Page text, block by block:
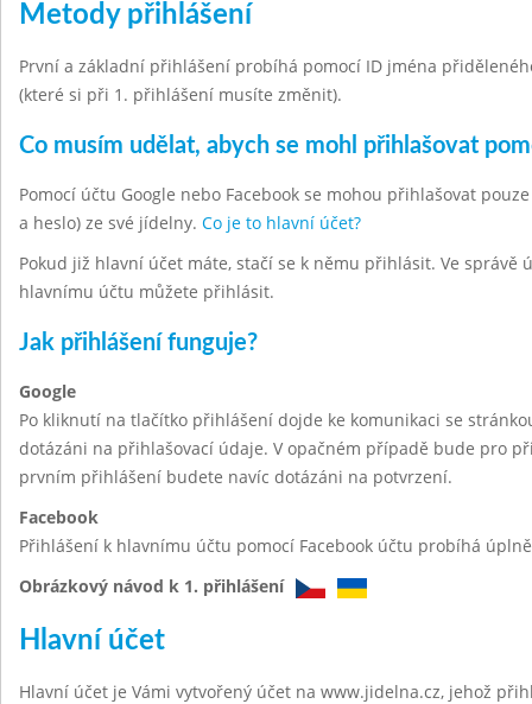
Metody přihlášení
První a základní přihlášení probíhá pomocí ID jména
(které si při 1. přihlášení musíte změnit).
Co musím udělat, abych se mohl přihlašovat
Pomocí účtu Google nebo Facebook se mohou přihlašovat
a heslo) ze své jídelny. Co je to hlavní účet?
Pokud již hlavní účet máte, stačí se k němu přihlásit. Ve
hlavnímu účtu můžete přihlásit.
Jak přihlášení funguje?
Google
Po kliknutí na tlačítko přihlášení dojde ke komunikaci se
dotázáni na přihlašovací údaje. V opačném případě bude pro
prvním přihlášení budete navíc dotázáni na potvrzení.
Facebook
Přihlášení k hlavnímu účtu pomocí Facebook účtu probíhá
Obrázkový návod k 1. přihlášení
Hlavní účet
Hlavní účet je Vámi vytvořený účet na www.jidelna.cz, jehož